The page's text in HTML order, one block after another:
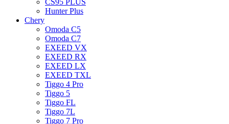
Hunter Plus
Chery
Omoda C5
Omoda C7
EXEED VX
EXEED RX
EXEED LX
EXEED TXL
Tiggo 4 Pro
Tiggo 5
Tiggo FL
Tiggo 7L
Tiggo 7 Pro